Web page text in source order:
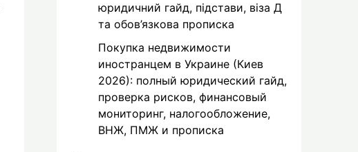
юридичний гайд, підстави, віза Д
та обов’язкова прописка
Покупка недвижимости
иностранцем в Украине (Киев
2026): полный юридический гайд,
проверка рисков, финансовый
мониторинг, налогообложение,
ВНЖ, ПМЖ и прописка